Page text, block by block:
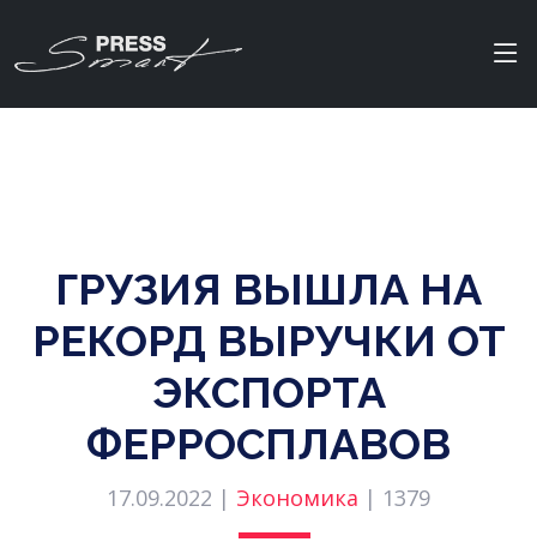
ГРУЗИЯ ВЫШЛА НА
РЕКОРД ВЫРУЧКИ ОТ
ЭКСПОРТА
ФЕРРОСПЛАВОВ
17.09.2022 | Экономика | 1379